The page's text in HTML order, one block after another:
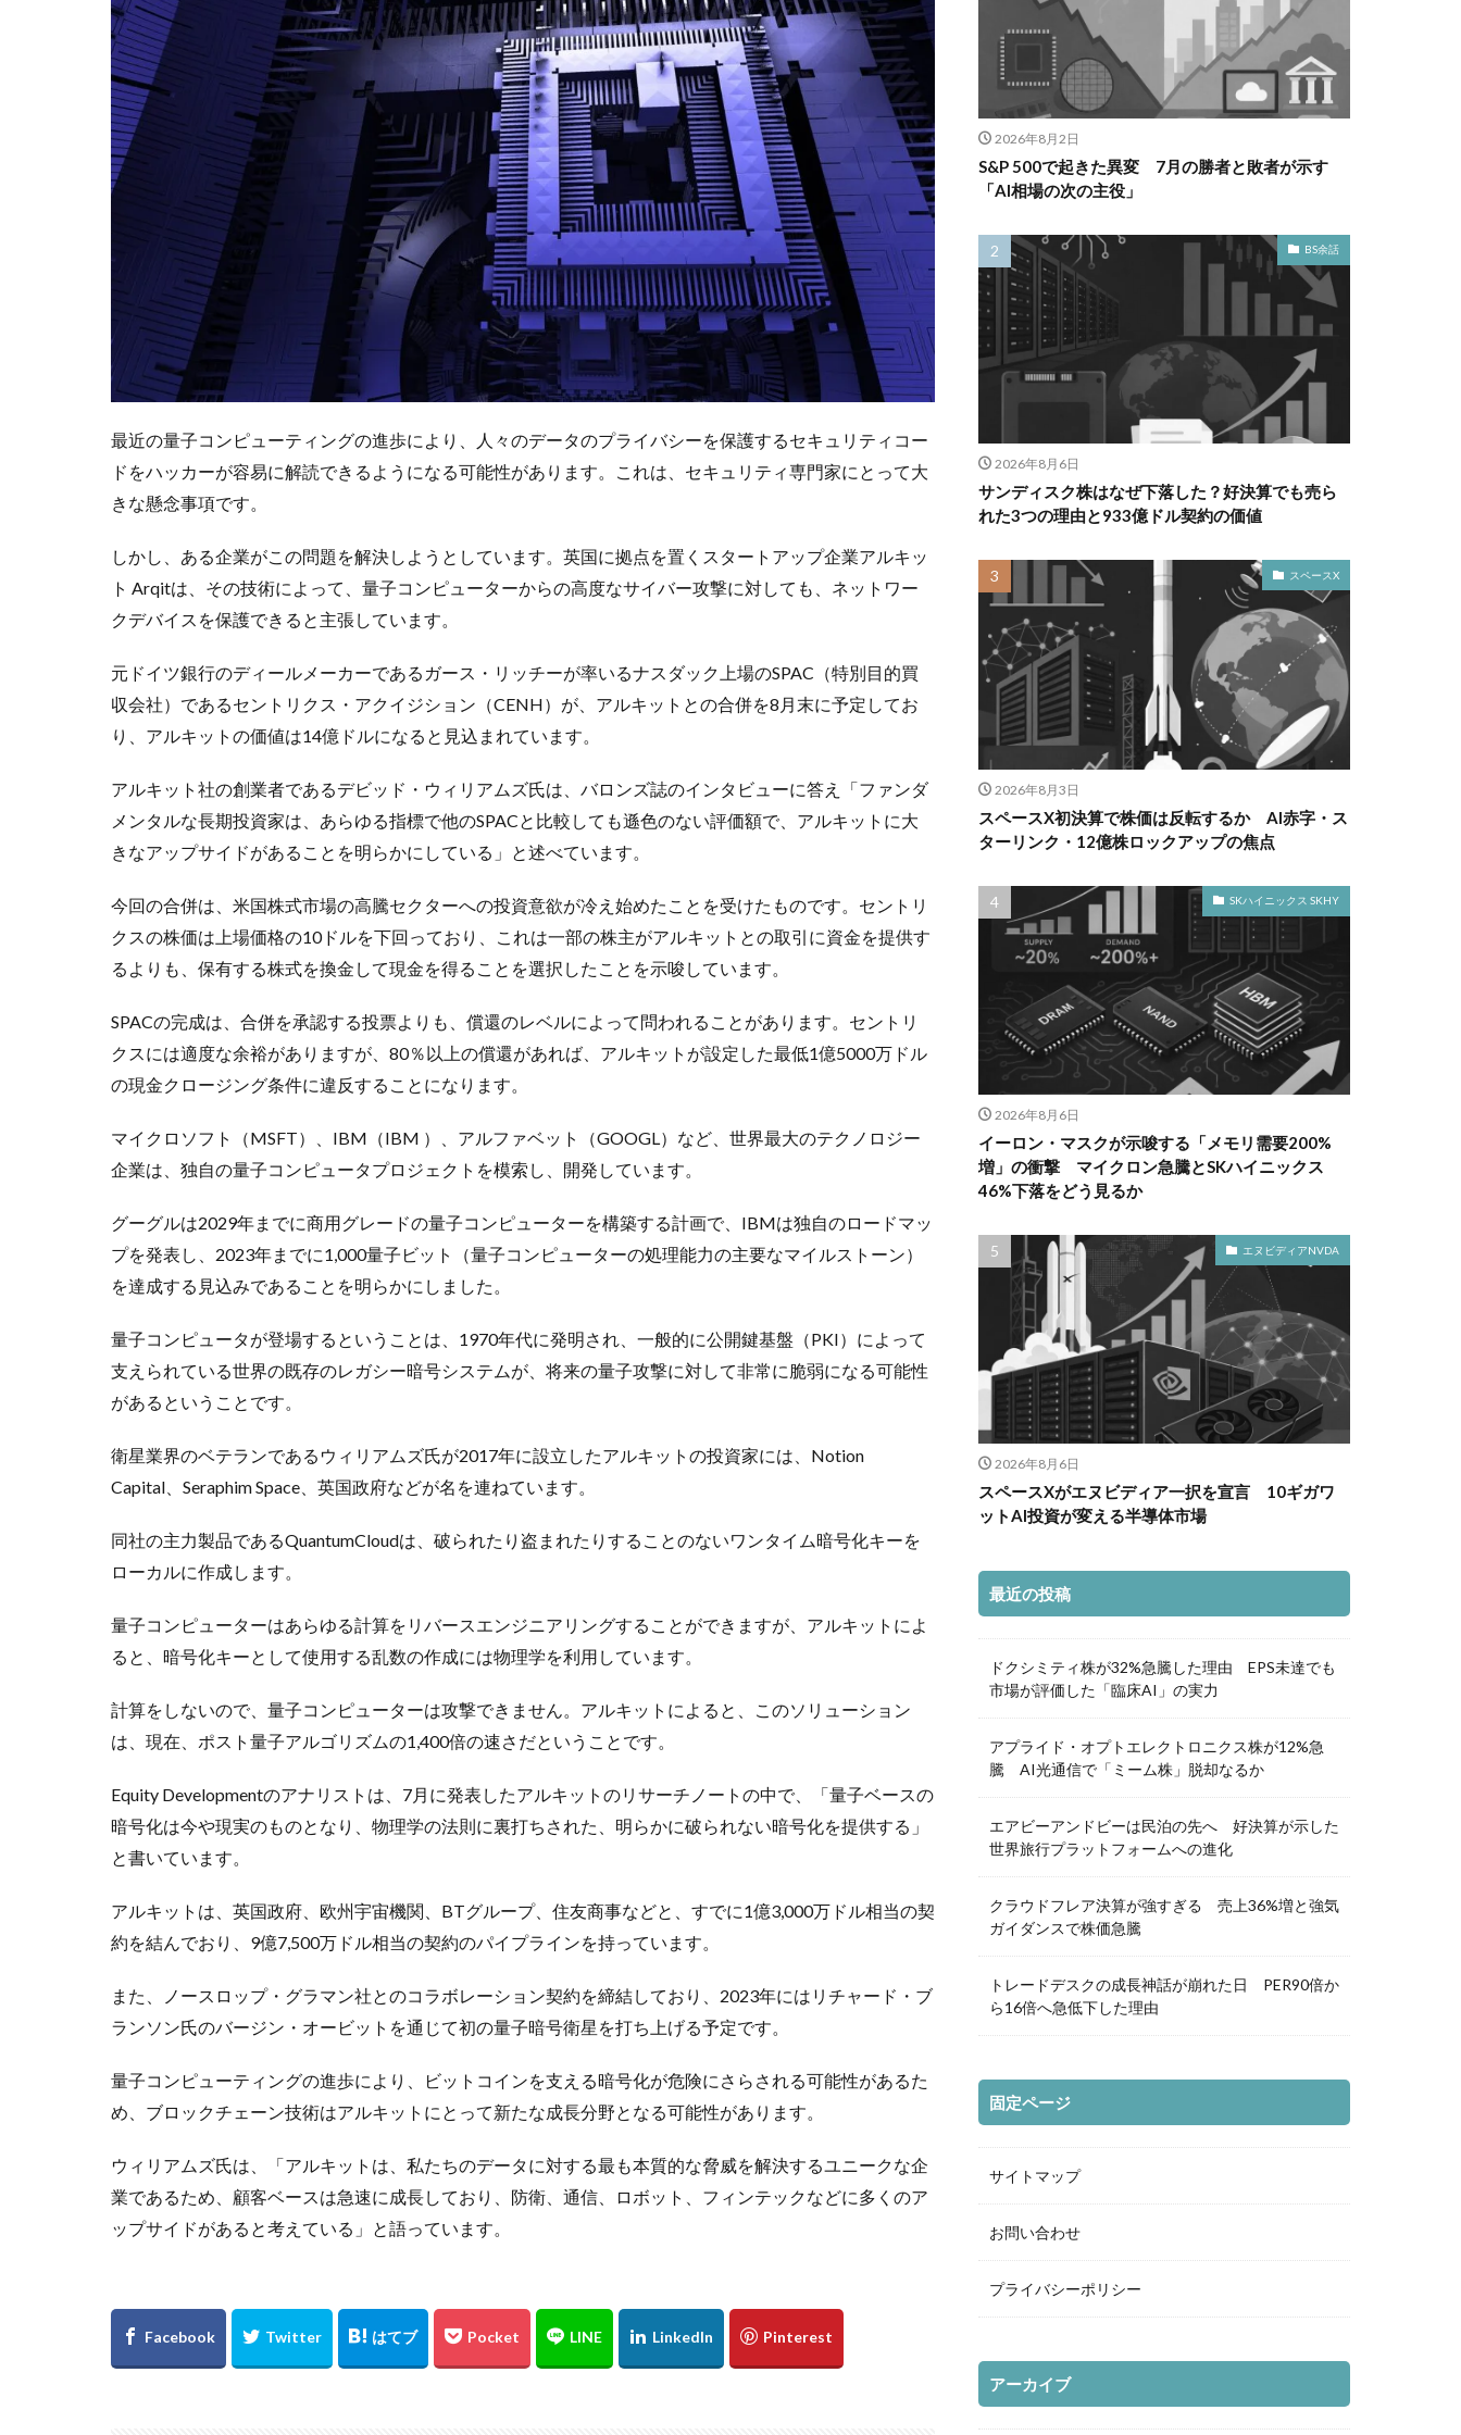
最近の量子コンピューティングの進歩により、人々のデータのプライバシーを保護するセキュリティコー
ドをハッカーが容易に解読できるようになる可能性があります。これは、セキュリティ専門家にとって大
きな懸念事項です。
しかし、ある企業がこの問題を解決しようとしています。英国に拠点を置くスタートアップ企業アルキッ
ト Arqitは、その技術によって、量子コンピューターからの高度なサイバー攻撃に対しても、ネットワー
クデバイスを保護できると主張しています。
元ドイツ銀行のディールメーカーであるガース・リッチーが率いるナスダック上場のSPAC（特別目的買
収会社）であるセントリクス・アクイジション（CENH）が、アルキットとの合併を8月末に予定してお
り、アルキットの価値は14億ドルになると見込まれています。
アルキット社の創業者であるデビッド・ウィリアムズ氏は、バロンズ誌のインタビューに答え「ファンダ
メンタルな長期投資家は、あらゆる指標で他のSPACと比較しても遜色のない評価額で、アルキットに大
きなアップサイドがあることを明らかにしている」と述べています。
今回の合併は、米国株式市場の高騰セクターへの投資意欲が冷え始めたことを受けたものです。 セントリ
クスの株価は上場価格の10ドルを下回っており、これは一部の株主がアルキットとの取引に資金を提供す
るよりも、保有する株式を換金して現金を得ることを選択したことを示唆しています。
SPACの完成は、合併を承認する投票よりも、償還のレベルによって問われることがあります。セントリ
クスには適度な余裕がありますが、80％以上の償還があれば、アルキットが設定した最低1億5000万ドル
の現金クロージング条件に違反することになります。
マイクロソフト（MSFT）、IBM（IBM ）、アルファベット（GOOGL）など、世界最大のテクノロジー
企業は、独自の量子コンピュータプロジェクトを模索し、開発しています。
グーグルは2029年までに商用グレードの量子コンピューターを構築する計画で、IBMは独自のロードマッ
プを発表し、2023年までに1,000量子ビット（量子コンピューターの処理能力の主要なマイルストーン）
を達成する見込みであることを明らかにしました。
量子コンピュータが登場するということは、1970年代に発明され、一般的に公開鍵基盤（PKI）によって
支えられている世界の既存のレガシー暗号システムが、将来の量子攻撃に対して非常に脆弱になる可能性
があるということです。
衛星業界のベテランであるウィリアムズ氏が2017年に設立したアルキットの投資家には、Notion
Capital、Seraphim Space、英国政府などが名を連ねています。
同社の主力製品であるQuantumCloudは、破られたり盗まれたりすることのないワンタイム暗号化キーを
ローカルに作成します。
量子コンピューターはあらゆる計算をリバースエンジニアリングすることができますが、アルキットによ
ると、暗号化キーとして使用する乱数の作成には物理学を利用しています。
計算をしないので、量子コンピューターは攻撃できません。アルキットによると、このソリューション
は、現在、ポスト量子アルゴリズムの1,400倍の速さだということです。
Equity Developmentのアナリストは、7月に発表したアルキットのリサーチノートの中で、「量子ベースの
暗号化は今や現実のものとなり、物理学の法則に裏打ちされた、明らかに破られない暗号化を提供する」
と書いています。
アルキットは、英国政府、欧州宇宙機関、BTグループ、住友商事などと、すでに1億3,000万ドル相当の契
約を結んでおり、9億7,500万ドル相当の契約のパイプラインを持っています。
また、ノースロップ・グラマン社とのコラボレーション契約を締結しており、2023年にはリチャード・ブ
ランソン氏のバージン・オービットを通じて初の量子暗号衛星を打ち上げる予定です。
量子コンピューティングの進歩により、ビットコインを支える暗号化が危険にさらされる可能性があるた
め、ブロックチェーン技術はアルキットにとって新たな成長分野となる可能性があります。
ウィリアムズ氏は、「アルキットは、私たちのデータに対する最も本質的な脅威を解決するユニークな企
業であるため、顧客ベースは急速に成長しており、防衛、通信、ロボット、フィンテックなどに多くのア
ップサイドがあると考えている」と語っています。
2026年8月2日
S&P 500で起きた異変 7月の勝者と敗者が示す
「AI相場の次の主役」
BS余話
2026年8月6日
サンディスク株はなぜ下落した？好決算でも売ら
れた3つの理由と933億ドル契約の価値
スペースX
2026年8月3日
スペースX初決算で株価は反転するか AI赤字・ス
ターリンク・12億株ロックアップの焦点
SKハイニックス SKHY
2026年8月6日
イーロン・マスクが示唆する「メモリ需要200%
増」の衝撃 マイクロン急騰とSKハイニックス
46%下落をどう見るか
エヌビディアNVDA
2026年8月6日
スペースXがエヌビディア一択を宣言 10ギガワ
ットAI投資が変える半導体市場
最近の投稿
ドクシミティ株が32%急騰した理由 EPS未達でも
市場が評価した「臨床AI」の実力
アプライド・オプトエレクトロニクス株が12%急
騰 AI光通信で「ミーム株」脱却なるか
エアビーアンドビーは民泊の先へ 好決算が示した
世界旅行プラットフォームへの進化
クラウドフレア決算が強すぎる 売上36%増と強気
ガイダンスで株価急騰
トレードデスクの成長神話が崩れた日 PER90倍か
ら16倍へ急低下した理由
固定ページ
サイトマップ
お問い合わせ
プライバシーポリシー
アーカイブ